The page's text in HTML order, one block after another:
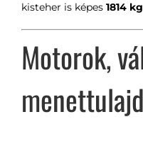
kisteher is képes 1814 kg
Motorok,